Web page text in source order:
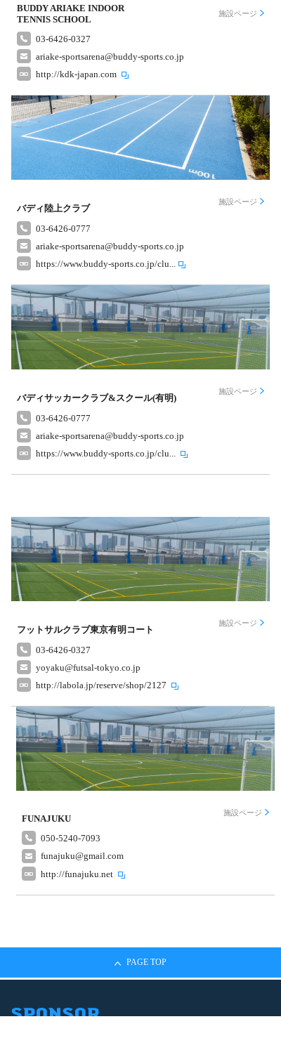
BUDDY ARIAKE INDOOR
TENNIS SCHOOL
施設ページ
03-6426-0327
ariake-sportsarena@buddy-sports.co.jp
http://kdk-japan.com
バディ陸上クラブ
施設ページ
03-6426-0777
ariake-sportsarena@buddy-sports.co.jp
https://www.buddy-sports.co.jp/clu...
バディサッカークラブ&スクール(有明)
施設ページ
03-6426-0777
ariake-sportsarena@buddy-sports.co.jp
https://www.buddy-sports.co.jp/clu...
フットサルクラブ東京有明コート
施設ページ
03-6426-0327
yoyaku@futsal-tokyo.co.jp
http://labola.jp/reserve/shop/2127
FUNAJUKU
施設ページ
050-5240-7093
funajuku@gmail.com
http://funajuku.net
PAGE TOP